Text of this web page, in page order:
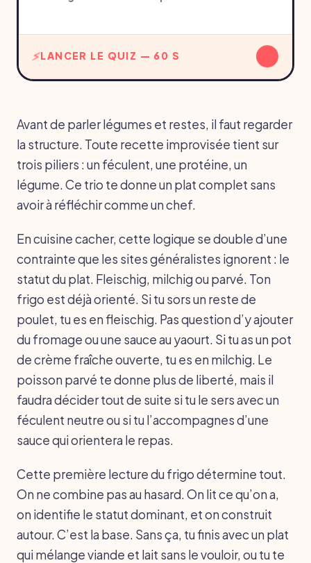
LANCER LE QUIZ — 60 S
Avant de parler légumes et restes, il faut regarder
la structure. Toute recette improvisée tient sur
trois piliers : un féculent, une protéine, un
légume. Ce trio te donne un plat complet sans
avoir à réfléchir comme un chef.
En cuisine cacher, cette logique se double d’une
contrainte que les sites généralistes ignorent : le
statut du plat. Fleischig, milchig ou parvé. Ton
frigo est déjà orienté. Si tu sors un reste de
poulet, tu es en fleischig. Pas question d’y ajouter
du fromage ou une sauce au yaourt. Si tu as un pot
de crème fraîche ouverte, tu es en milchig. Le
poisson parvé te donne plus de liberté, mais il
faudra décider tout de suite si tu le sers avec un
féculent neutre ou si tu l’accompagnes d’une
sauce qui orientera le repas.
Cette première lecture du frigo détermine tout.
On ne combine pas au hasard. On lit ce qu’on a,
on identifie le statut dominant, et on construit
autour. C’est la base. Sans ça, tu finis avec un plat
qui mélange viande et lait sans le vouloir, ou tu te